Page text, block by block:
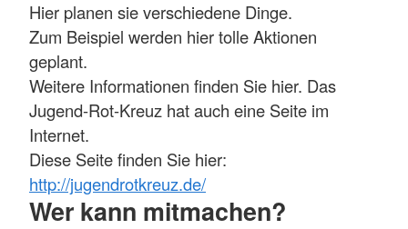
Hier planen sie verschiedene Dinge.
Zum Beispiel werden hier tolle Aktionen
geplant.
Weitere Informationen finden Sie hier. Das
Jugend-Rot-Kreuz hat auch eine Seite im
Internet.
Diese Seite finden Sie hier:
http://jugendrotkreuz.de/
Wer kann mitmachen?